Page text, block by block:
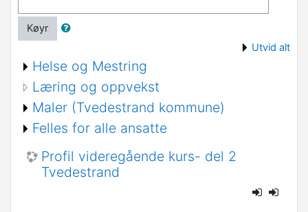
Køyr
Utvid alt
Helse og Mestring
Læring og oppvekst
Maler (Tvedestrand kommune)
Felles for alle ansatte
Profil videregående kurs- del 2
Tvedestrand